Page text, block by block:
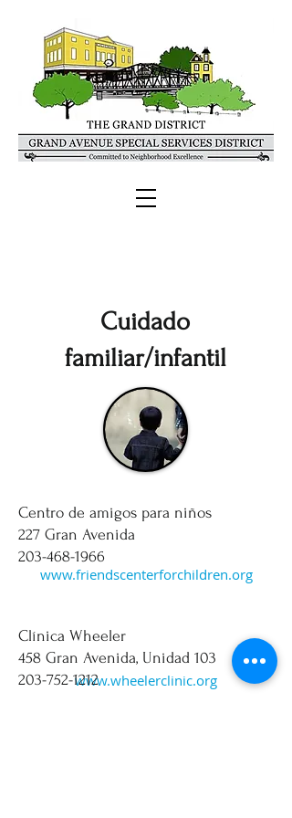
Cuidado
familiar/infantil
www.wheelerclinic.org
Centro de amigos para niños
227 Gran Avenida
203-468-1966
www.friendscenterforchildren.org
Clínica Wheeler
458 Gran Avenida, Unidad 103
203-752-1212